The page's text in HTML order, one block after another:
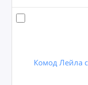
Комод Лейла